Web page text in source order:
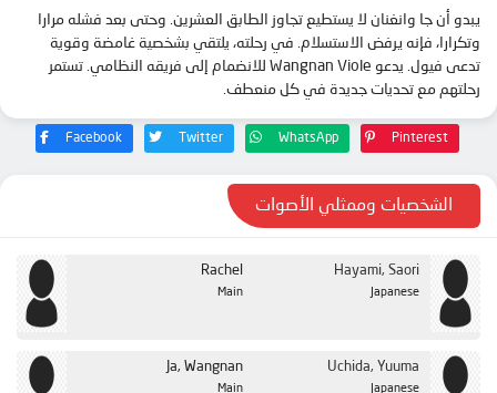
الحلقة 15
الحلقة 17
الحلقة 18
الحلقة 22
الحلقة 23
الحلقة 25
يبدو أن جا وانغنان لا يستطيع تجاوز الطابق العشرين. وحتى بعد فشله مرارا
وتكرارا، فإنه يرفض الاستسلام. في رحلته، يلتقي بشخصية غامضة وقوية
تدعى فيول. يدعو Wangnan Viole للانضمام إلى فريقه النظامي. تستمر
رحلتهم مع تحديات جديدة في كل منعطف.
Facebook Twitter WhatsApp Pinterest
الشخصيات وممثلي الأصوات
Rachel
Main
Hayami, Saori
Japanese
Ja, Wangnan
Main
Uchida, Yuuma
Japanese